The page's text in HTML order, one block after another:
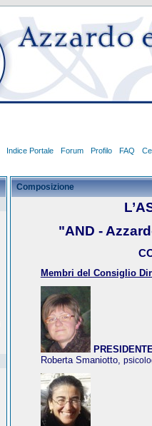
Indice Portale Forum Profilo FAQ
Composizione
"AND -
Membri del Consiglio
Roberta Smaniotto,